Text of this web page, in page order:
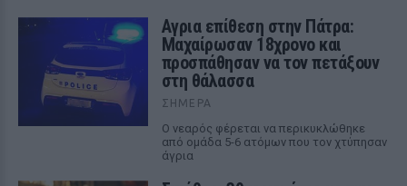
Αγρια επίθεση στην Πάτρα:
Μαχαίρωσαν 18χρονο και
προσπάθησαν να τον πετάξουν
στη θάλασσα
ΣΉΜΕΡΑ
Ο νεαρός φέρεται να περικυκλώθηκε
από ομάδα 5-6 ατόμων που τον χτύπησαν
άγρια